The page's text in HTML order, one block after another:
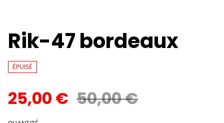
Rik-47 bordeaux
ÉPUISÉ
25,00 € 50,00 €